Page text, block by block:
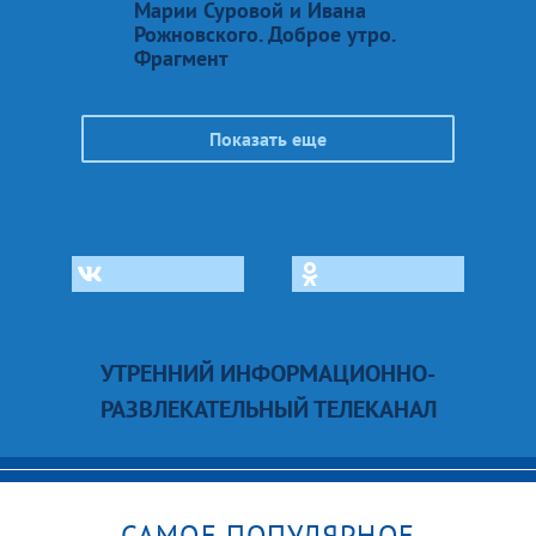
Марии Суровой и Ивана
Рожновского. Доброе утро.
Фрагмент
Показать еще
УТРЕННИЙ ИНФОРМАЦИОННО-
РАЗВЛЕКАТЕЛЬНЫЙ ТЕЛЕКАНАЛ